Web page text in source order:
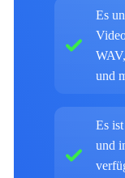
Es
und
Es
und